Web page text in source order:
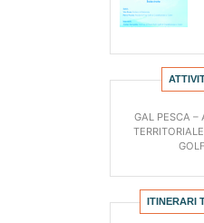
GAL PESCA –
ITINERARI